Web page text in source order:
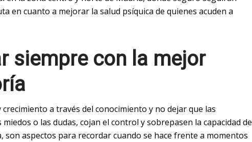
en cuanto a mejorar la salud psíquica de quienes acuden a
siempre con la mejor
crecimiento a través del conocimiento y no dejar que las
miedos o las dudas, cojan el control y sobrepasen la capacidad de
son aspectos para recordar cuando se hace frente a momentos